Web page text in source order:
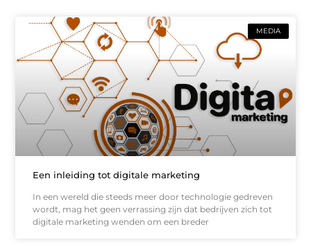
MEDIA
Een inleiding tot digitale marketing
In een wereld die steeds meer door technologie gedreven
wordt, mag het geen verrassing zijn dat bedrijven zich tot
digitale marketing wenden om een breder